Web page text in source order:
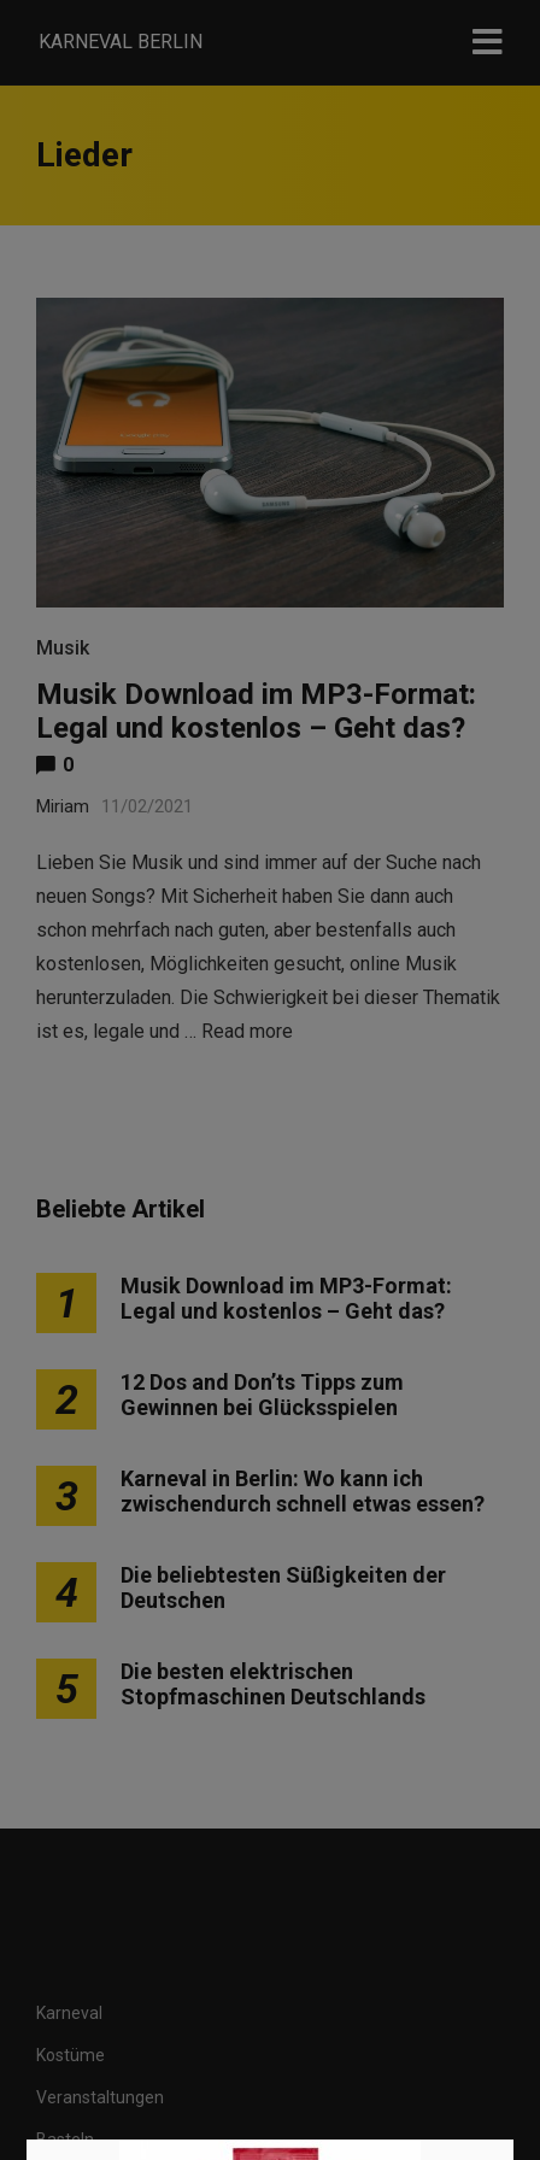
KARNEVAL BERLIN
Lieder
Musik
Musik Download im MP3-Format:
Legal und kostenlos – Geht das?
0
Miriam 11/02/2021
Lieben Sie Musik und sind immer auf der Suche nach
neuen Songs? Mit Sicherheit haben Sie dann auch
schon mehrfach nach guten, aber bestenfalls auch
kostenlosen, Möglichkeiten gesucht, online Musik
herunterzuladen. Die Schwierigkeit bei dieser Thematik
ist es, legale und … Read more
Beliebte Artikel
1
Musik Download im MP3-Format:
Legal und kostenlos – Geht das?
2
12 Dos and Don’ts Tipps zum
Gewinnen bei Glücksspielen
3
Karneval in Berlin: Wo kann ich
zwischendurch schnell etwas essen?
4
Die beliebtesten Süßigkeiten der
Deutschen
5
Die besten elektrischen
Stopfmaschinen Deutschlands
Karneval
Kostüme
Veranstaltungen
Basteln